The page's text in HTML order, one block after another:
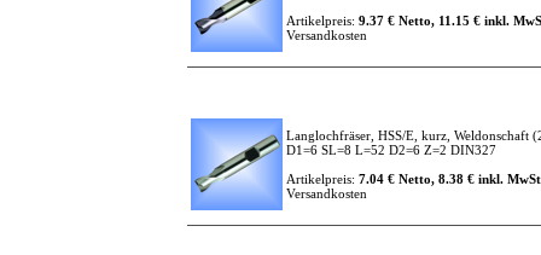
Artikelpreis: 9.37 € Netto, 11.15 € inkl.
Versandkosten
Langlochfräser, HSS/E, kurz, Weldonschaft
D1=6 SL=8 L=52 D2=6 Z=2 DIN327
Artikelpreis: 7.04 € Netto, 8.38 € inkl.
Versandkosten